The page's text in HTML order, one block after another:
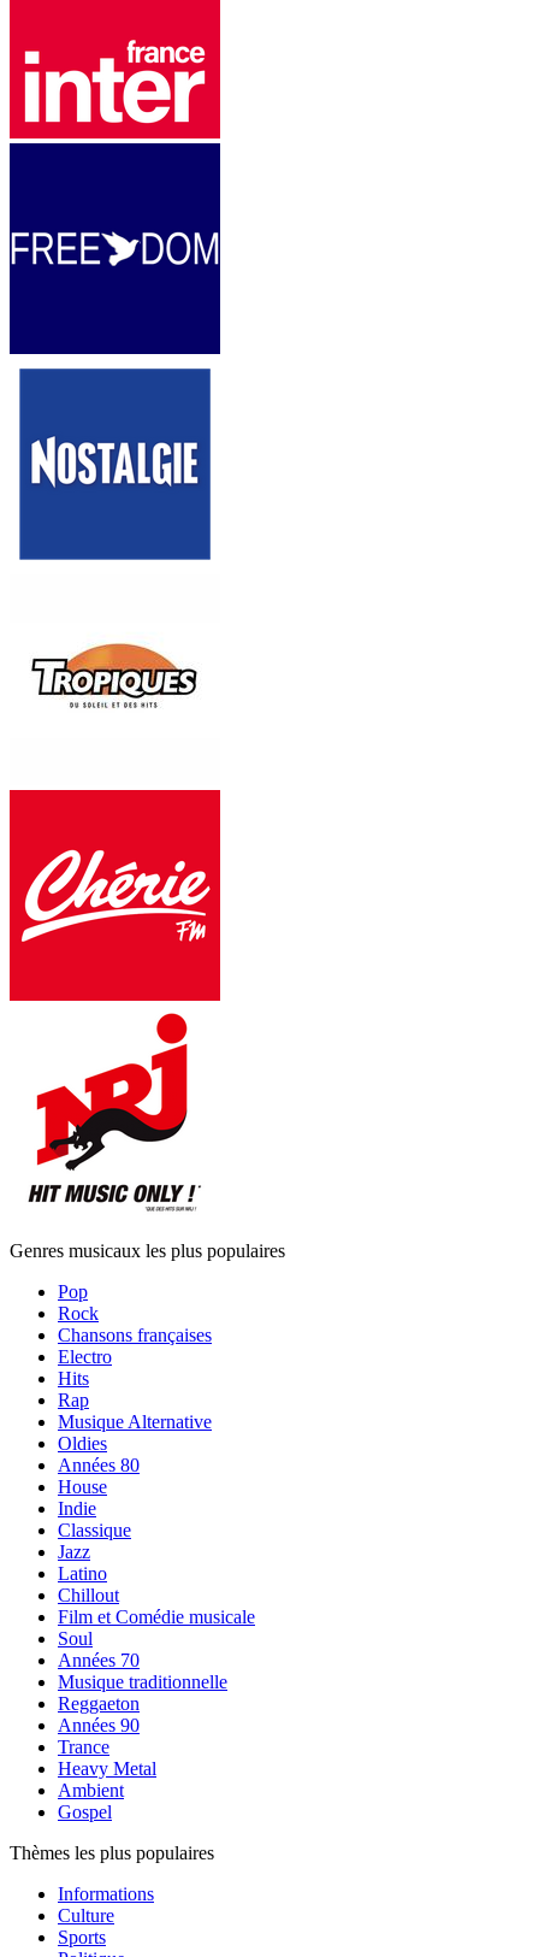
Genres musicaux les plus populaires
Pop
Rock
Chansons françaises
Electro
Hits
Rap
Musique Alternative
Oldies
Années 80
House
Indie
Classique
Jazz
Latino
Chillout
Film et Comédie musicale
Soul
Années 70
Musique traditionnelle
Reggaeton
Années 90
Trance
Heavy Metal
Ambient
Gospel
Thèmes les plus populaires
Informations
Culture
Sports